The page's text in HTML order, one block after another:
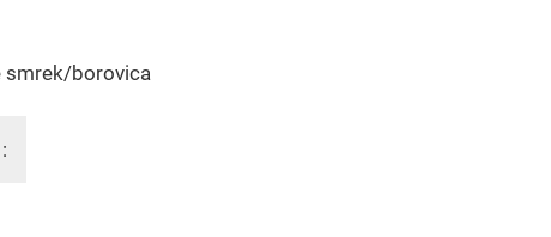
smrek/borovica